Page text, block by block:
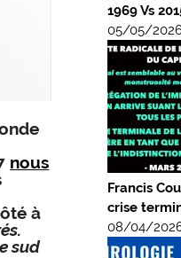
nous
à
sud
1969 Vs
05/05/
Francis
crise
08/04/